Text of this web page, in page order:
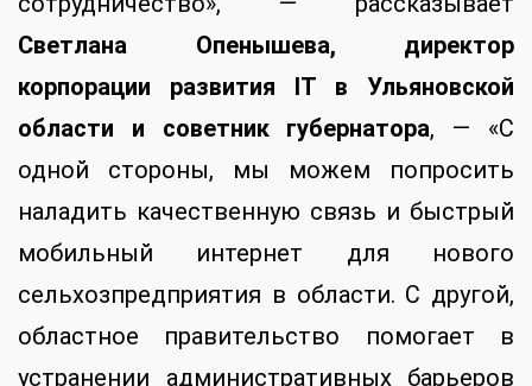
Светлана Опенышева, директор
корпорации развития
IT в Ульяновской
области и советник губернатора, — «С
одной стороны, мы можем попросить
наладить качественную связь и быстрый
мобильный интернет для нового
сельхозпредприятия в области. С другой,
областное правительство помогает в
устранении административных барьеров